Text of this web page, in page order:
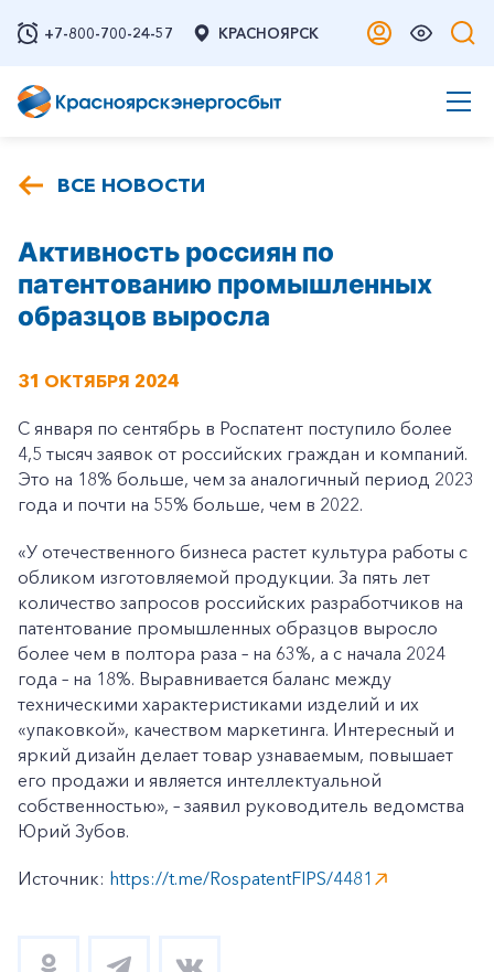
+7-800-700-24-57 КРАСНОЯРСК
ВСЕ НОВОСТИ
Активность россиян по
патентованию промышленных
образцов выросла
31 ОКТЯБРЯ 2024
С января по сентябрь в Роспатент поступило более
4,5 тысяч заявок от российских граждан и компаний.
Это на 18% больше, чем за аналогичный период 2023
года и почти на 55% больше, чем в 2022.
«У отечественного бизнеса растет культура работы с
обликом изготовляемой продукции. За пять лет
количество запросов российских разработчиков на
патентование промышленных образцов выросло
более чем в полтора раза – на 63%, а с начала 2024
года – на 18%. Выравнивается баланс между
техническими характеристиками изделий и их
«упаковкой», качеством маркетинга. Интересный и
яркий дизайн делает товар узнаваемым, повышает
его продажи и является интеллектуальной
собственностью», – заявил руководитель ведомства
Юрий Зубов.
Источник: https://t.me/RospatentFIPS/4481